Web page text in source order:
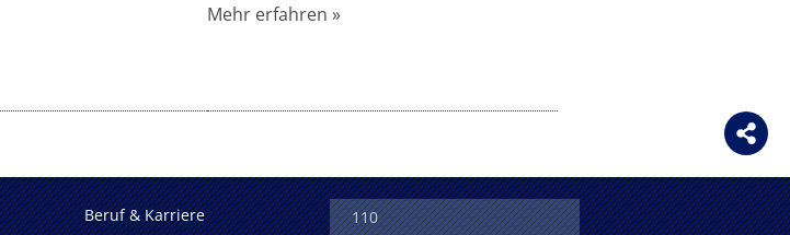
Mehr erfahren
Beruf & Karriere
110